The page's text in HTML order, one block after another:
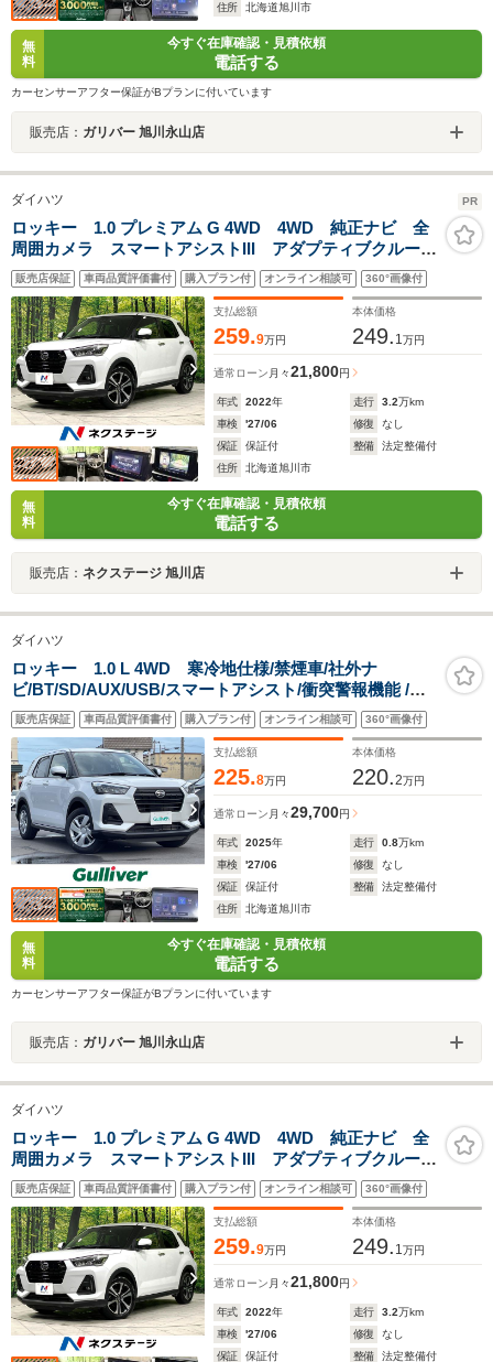
住所
北海道旭川市
無
料
今すぐ在庫確認・見積依頼
電話する
カーセンサーアフター保証がBプランに付いています
販売店： ガリバー 旭川永山店
ダイハツ PR
ロッキー 1.0 プレミアム G 4WD 4WD 純正ナビ 全
周囲カメラ スマートアシストIII アダプティブクルー
ズ ドラレコ 純正17インチAW LEDヘッド＆フォグ
スマートキー Bluetooth CD/DVD
販売店保証 車両品質評価書付 購入プラン付 オンライン相談可 360°画像付
支払総額
259.9万円
本体価格
249. 1万円
通常ローン 月々21,800円
年式 2022年 走行 3.2万km
車検
'27/06 修復
なし
保証
保証付 整備
法定整備付
住所
北海道旭川市
無
料
今すぐ在庫確認・見積依頼
電話する
販売店： ネクステージ 旭川店
ダイハツ
ロッキー 1.0 L 4WD 寒冷地仕様/禁煙車/社外ナ
ビ/BT/SD/AUX/USB/スマートアシスト/衝突警報機能 /衝
突回避支援ブレーキ機能/ブレーキ制御付誤発進抑制制御
機能/車線逸脱警報機能/車線逸脱
販売店保証 車両品質評価書付 購入プラン付 オンライン相談可 360°画像付
支払総額
225.8万円
本体価格
220.2万円
通常ローン 月々29,700円
年式 2025年 走行 0.8万km
車検
'27/06 修復
なし
保証
保証付 整備
法定整備付
住所
北海道旭川市
無
料
今すぐ在庫確認・見積依頼
電話する
カーセンサーアフター保証がBプランに付いています
販売店： ガリバー 旭川永山店
ダイハツ
ロッキー 1.0 プレミアム G 4WD 4WD 純正ナビ 全
周囲カメラ スマートアシストIII アダプティブクルー
ズ ドラレコ 純正17インチAW LEDヘッド＆フォグ
スマートキー Bluetooth CD/DVD
販売店保証 車両品質評価書付 購入プラン付 オンライン相談可 360°画像付
支払総額
259.9万円
本体価格
249. 1万円
通常ローン 月々21,800円
年式 2022年 走行 3.2万km
車検
'27/06 修復
なし
保証
保証付 整備
法定整備付